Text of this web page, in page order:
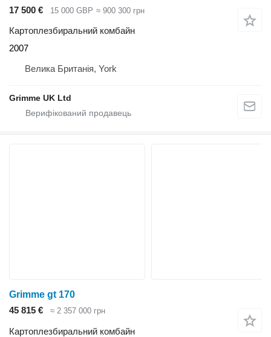
17 500 €
15 000 GBP ≈ 900 300 грн
Картоплезбиральний комбайн
2007
Велика Британія, York
Grimme UK Ltd
Grimme gt 170
45 815 €
≈ 2 357 000 грн
Картоплезбиральний комбайн